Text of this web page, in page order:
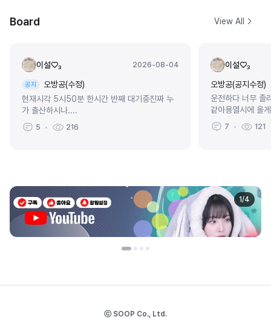
Board View All
이설♡₃ 2026-08-04
공지
오방공(수정)
현재시각 5시50분 한시간 반째 대기중진짜 누
가 출산하시나....
5 216
이설♡₃
오방공(공지수정)
운전하다 너무 졸
같아용열시에 올
7 121
1/4
ⓒ SOOP Co., Ltd.